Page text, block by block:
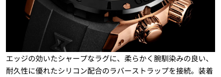
エッジの効いたシャープなラグに、柔らかく腕馴染みの良い、
耐久性に優れたシリコン配合のラバーストラップを接続。装着